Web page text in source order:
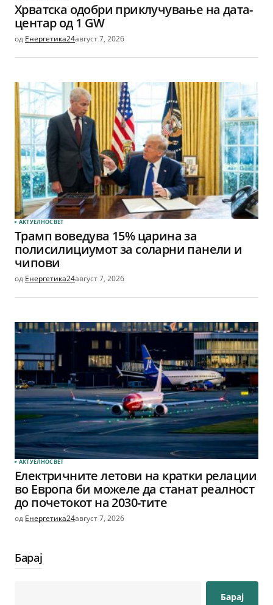
Хрватска одобри приклучување на дата-
центар од 1 GW
од Енергетика24август 7, 2026
АКТУЕЛНОСВЕТ
Трамп воведува 15% царина за
полисилициумот за соларни панели и
чипови
од Енергетика24август 7, 2026
АКТУЕЛНОСВЕТ
Електричните летови на кратки релации
во Европа би можеле да станат реалност
до почетокот на 2030-тите
од Енергетика24август 7, 2026
Барај
Барај